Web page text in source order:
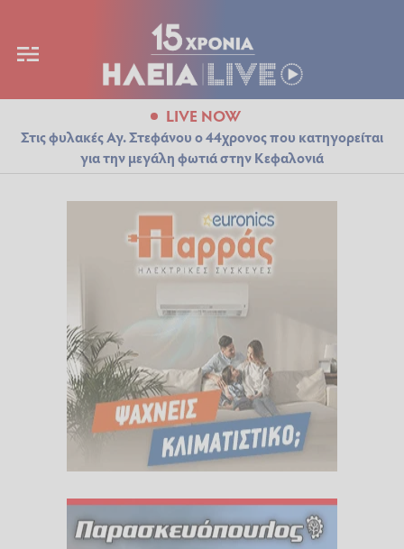
LIVE NOW
Στις φυλακές Αγ. Στεφάνου ο 44χρονος που κατηγορείται
για την μεγάλη φωτιά στην Κεφαλονιά